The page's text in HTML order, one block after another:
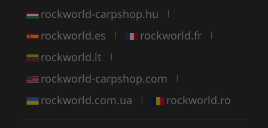
rockworld-carpshop.hu |
rockworld.es | rockworld.fr |
rockworld.lt |
rockworld-carpshop.com |
rockworld.com.ua | rockworld.ro